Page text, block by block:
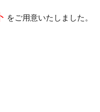
をご用意いたしました。